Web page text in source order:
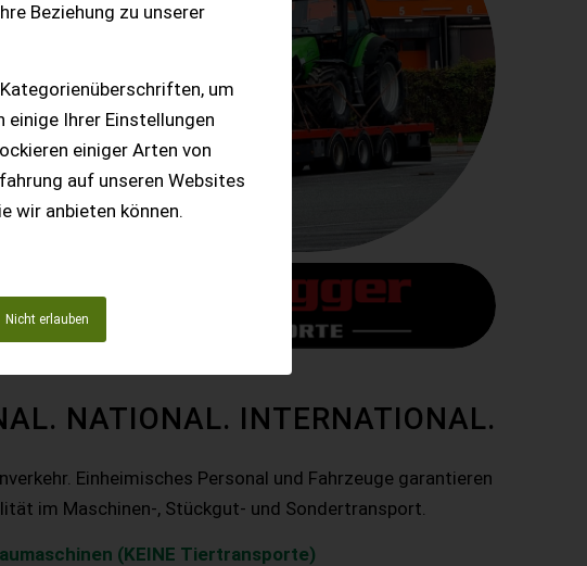
Beziehung zu unserer
um
einige Ihrer Einstellungen
einiger Arten von
auf unseren Websites
wir anbieten können.
Nicht erlauben
NATIONAL. INTERNATIONAL.
Einheimisches Personal und Fahrzeuge garantieren
im Maschinen-, Stückgut- und Sondertransport.
(KEINE Tiertransporte)